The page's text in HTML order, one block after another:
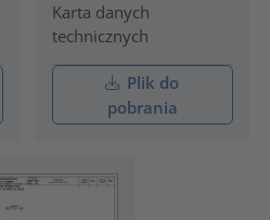
Karta danych
technicznych
Plik do
pobrania